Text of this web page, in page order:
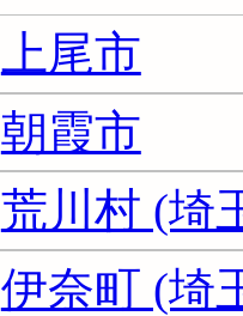
上尾市
朝霞市
荒川村 (埼
伊奈町 (埼